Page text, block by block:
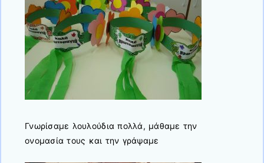
Γνωρίσαμε λουλούδια πολλά, μάθαμε την
ονομασία τους και την γράψαμε